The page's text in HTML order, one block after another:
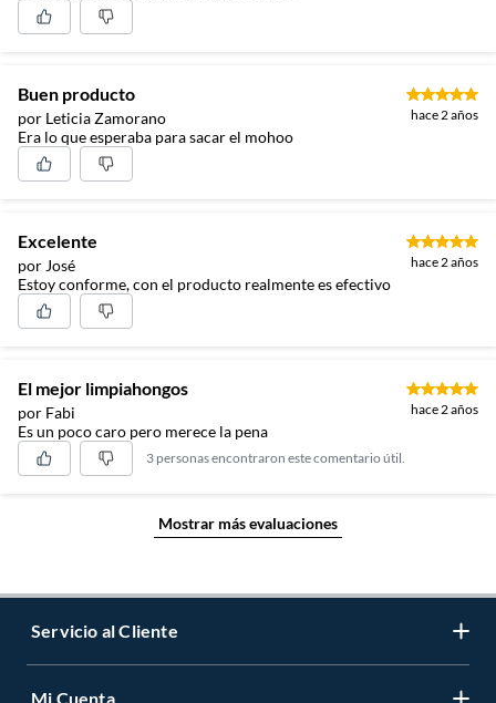
Buen producto
por Leticia Zamorano hace 2 años
Era lo que esperaba para sacar el mohoo
Excelente
por José hace 2 años
Estoy conforme, con el producto realmente es efectivo
El mejor limpiahongos
por Fabi hace 2 años
Es un poco caro pero merece la pena
3 personas encontraron este comentario útil.
Mostrar más evaluaciones
Servicio al Cliente
Contáctanos
Mi Cuenta